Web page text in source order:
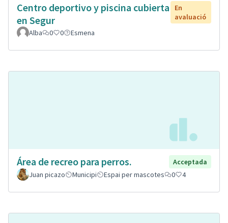
Centro deportivo y piscina cubierta
en Segur
En
avaluació
Alba
0 0 Esmena
Área de recreo para perros.
Acceptada
Juan picazo
Municipi Espai per mascotes 0 4